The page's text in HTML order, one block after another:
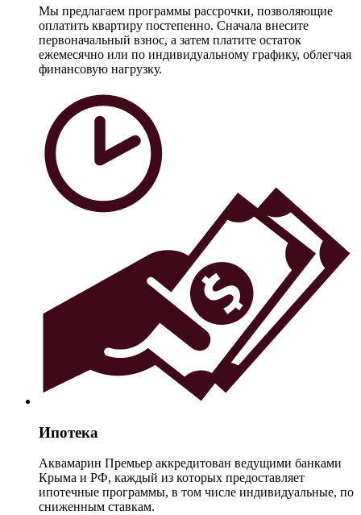
Мы предлагаем программы рассрочки, позволяющие
оплатить квартиру постепенно. Сначала внесите
первоначальный взнос, а затем платите остаток
ежемесячно или по индивидуальному графику, облегчая
финансовую нагрузку.
Ипотека
Аквамарин Премьер аккредитован ведущими банками
Крыма и РФ, каждый из которых предоставляет
ипотечные программы, в том числе индивидуальные, по
сниженным ставкам.